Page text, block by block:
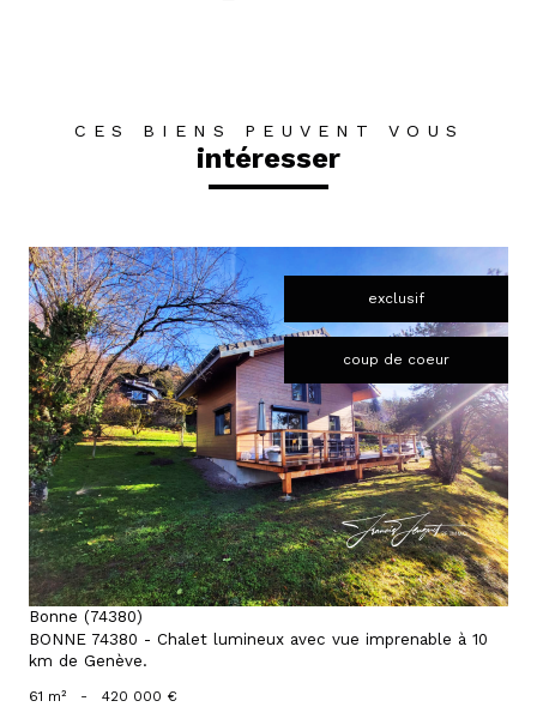
CES BIENS PEUVENT VOUS
intéresser
exclusif
coup de coeur
voir le bien
Bonne (74380)
BONNE 74380 - Chalet lumineux avec vue imprenable à 10
km de Genève.
61 m² - 420 000 €